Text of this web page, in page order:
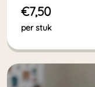
€7,50
per stuk